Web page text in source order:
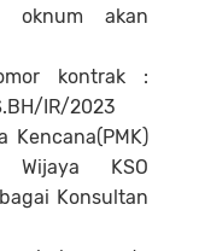
oknum akan
kontrak :
IR/2023
Kencana(PMK)
Wijaya KSO
Konsultan